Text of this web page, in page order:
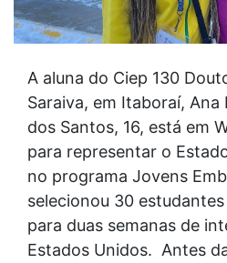
A aluna do Ciep 130
Saraiva, em Itaboraí, Ana
dos Santos, 16, está em
para representar o
no programa Jovens
selecionou 30
para duas semanas de
Estados Unidos. Antes